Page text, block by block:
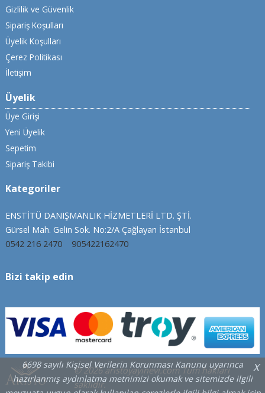
Gizlilik ve Güvenlik
Sipariş Koşulları
Üyelik Koşulları
Çerez Politikası
İletişim
Üyelik
Üye Girişi
Yeni Üyelik
Sepetim
Sipariş Takibi
Kategoriler
ENSTİTÜ DANIŞMANLIK HİZMETLERİ LTD. ŞTİ.
Gürsel Mah. Gelin Sok. No:2/A Çağlayan İstanbul
0542 216 2470
905422162470
Bizi takip edin
© 2026 aristoyayinevi.com Tüm hakları
saklıdır.
6698 sayılı Kişisel Verilerin Korunması Kanunu uyarınca
hazırlanmış aydınlatma metnimizi okumak ve sitemizde ilgili
X